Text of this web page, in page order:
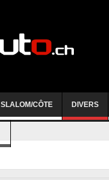
SLALOM/CÔTE DIVERS